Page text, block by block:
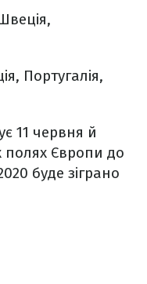
Португалія,
11 червня й
Європи до
буде зіграно